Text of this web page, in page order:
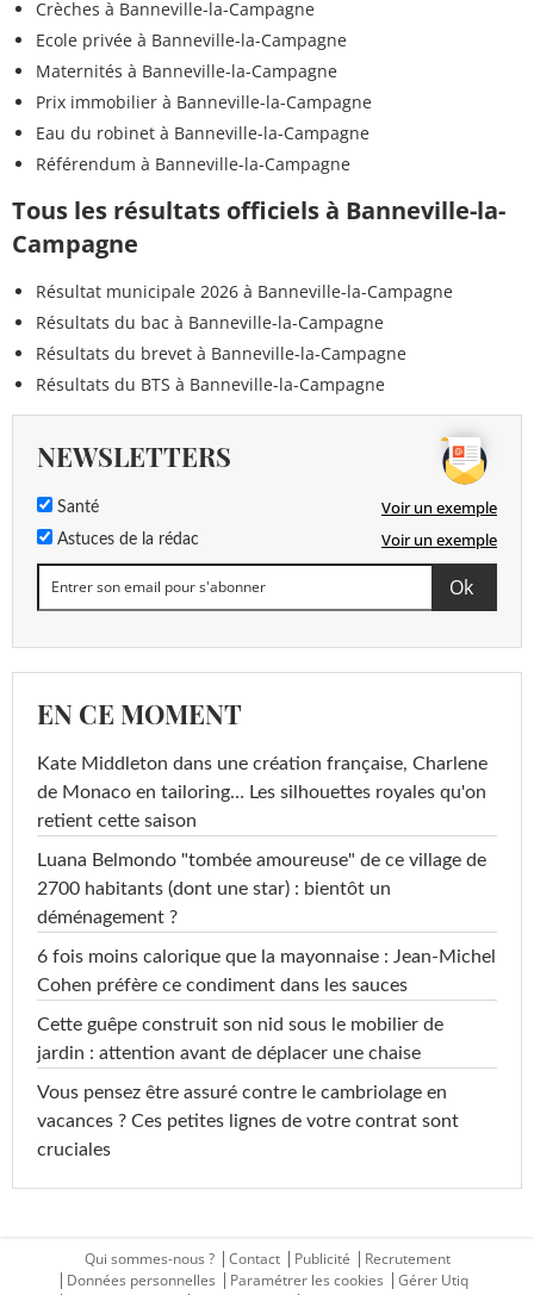
Crèches à Banneville-la-Campagne
Ecole privée à Banneville-la-Campagne
Maternités à Banneville-la-Campagne
Prix immobilier à Banneville-la-Campagne
Eau du robinet à Banneville-la-Campagne
Référendum à Banneville-la-Campagne
Tous les résultats officiels à Banneville-la-
Campagne
Résultat municipale 2026 à Banneville-la-Campagne
Résultats du bac à Banneville-la-Campagne
Résultats du brevet à Banneville-la-Campagne
Résultats du BTS à Banneville-la-Campagne
NEWSLETTERS
Santé Voir un exemple
Astuces de la rédac Voir un exemple
EN CE MOMENT
Kate Middleton dans une création française, Charlene
de Monaco en tailoring… Les silhouettes royales qu'on
retient cette saison
Luana Belmondo "tombée amoureuse" de ce village de
2700 habitants (dont une star) : bientôt un
déménagement ?
6 fois moins calorique que la mayonnaise : Jean-Michel
Cohen préfère ce condiment dans les sauces
Cette guêpe construit son nid sous le mobilier de
jardin : attention avant de déplacer une chaise
Vous pensez être assuré contre le cambriolage en
vacances ? Ces petites lignes de votre contrat sont
cruciales
Qui sommes-nous ? Contact Publicité
Recrutement
Données personnelles
Paramétrer les cookies
Gérer Utiq